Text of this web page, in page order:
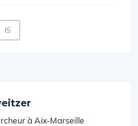
IS
à Aix-Marseille